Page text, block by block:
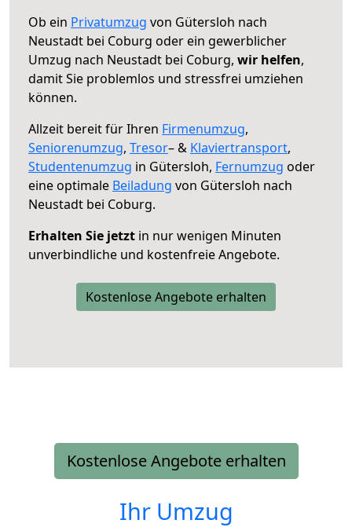
Ob ein Privatumzug von Gütersloh nach
Neustadt bei Coburg oder ein gewerblicher
Umzug nach Neustadt bei Coburg, wir helfen,
damit Sie problemlos und stressfrei umziehen
können.
Allzeit bereit für Ihren Firmenumzug,
Seniorenumzug, Tresor– & Klaviertransport,
Studentenumzug in Gütersloh, Fernumzug oder
eine optimale Beiladung von Gütersloh nach
Neustadt bei Coburg.
Erhalten Sie jetzt in nur wenigen Minuten
unverbindliche und kostenfreie Angebote.
Kostenlose Angebote erhalten
Kostenlose Angebote erhalten
Ihr Umzug